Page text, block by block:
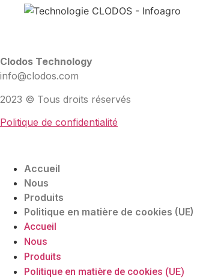
Clodos Technology
info@clodos.com
2023 © Tous droits réservés
Politique de confidentialité
Accueil
Nous
Produits
Politique en matière de cookies (UE)
Accueil
Nous
Produits
Politique en matière de cookies (UE)